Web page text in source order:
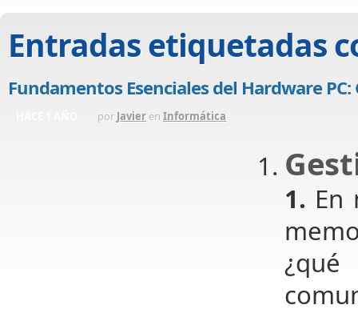
Entradas etiquetadas
Fundamentos Esenciales del Hardware
por Javier en Informática
1. En